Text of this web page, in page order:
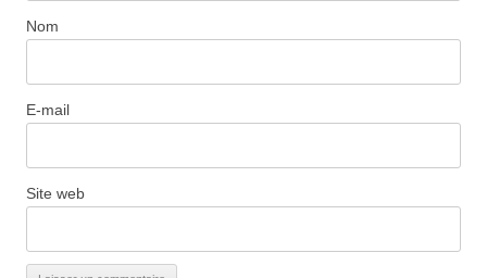
Nom
E-mail
Site web